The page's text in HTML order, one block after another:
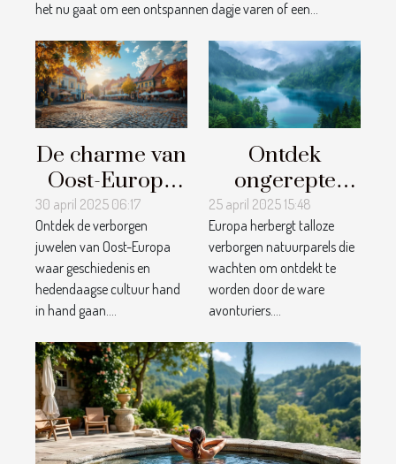
het nu gaat om een ontspannen dagje varen of een...
De charme van
Oost-Europa
verborgen
steden voor
een unieke
citytrip
30 april 2025 06:17
Ontdek de verborgen
juwelen van Oost-Europa
waar geschiedenis en
hedendaagse cultuur hand
in hand gaan....
Ontdek
ongerepte
natuurparels
in Europa
reistips voor
avonturiers
25 april 2025 15:48
Europa herbergt talloze
verborgen natuurparels die
wachten om ontdekt te
worden door de ware
avonturiers....